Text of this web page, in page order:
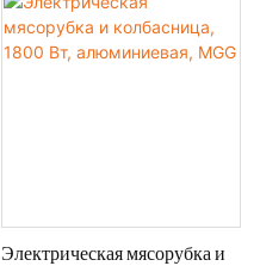
лезвие из нержавеющей
стали, ABS-MGI
Электрическая мясорубка и